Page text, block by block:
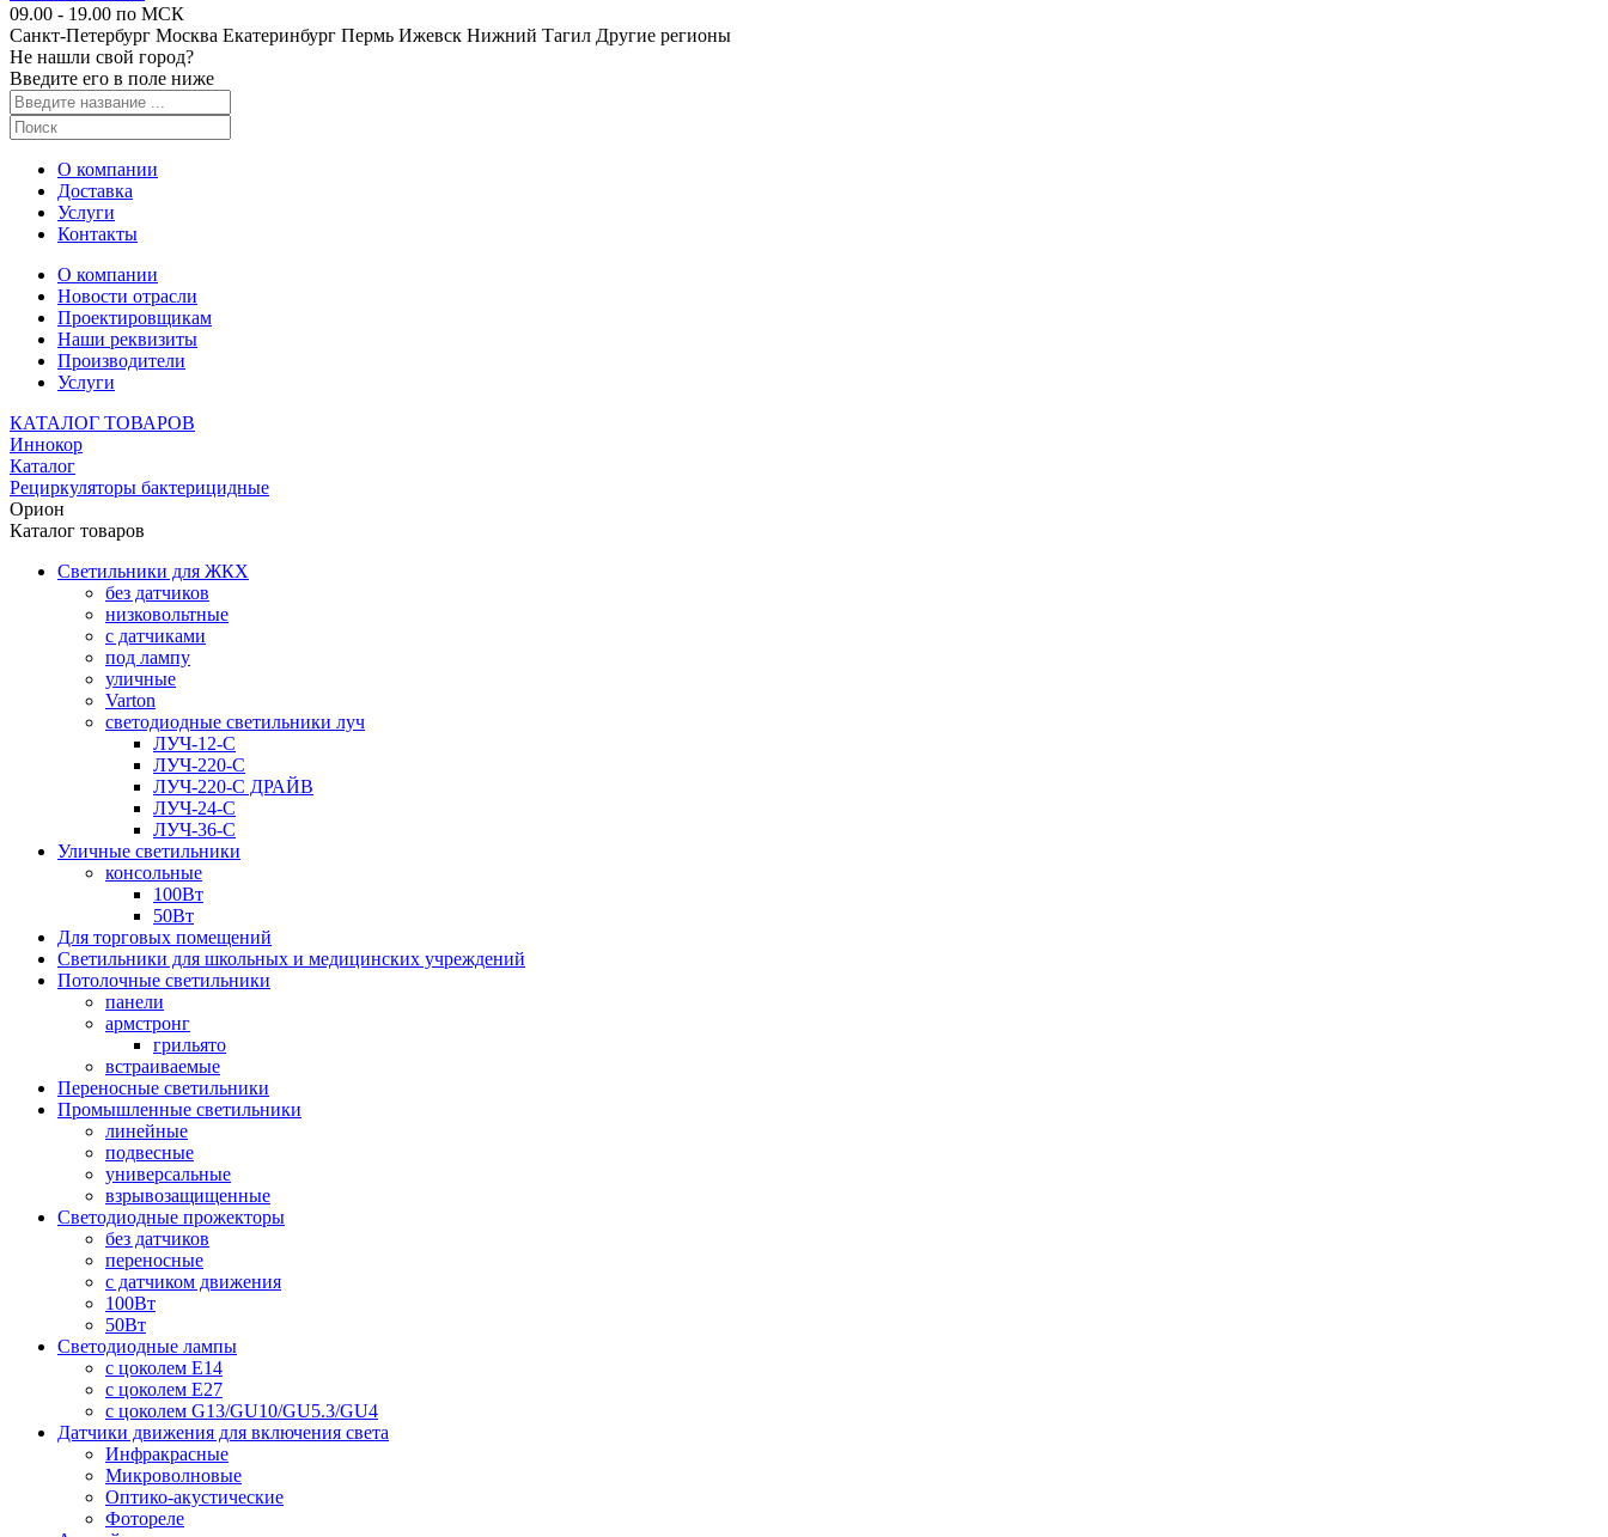
09.00 - 19.00 по МСК
Санкт-Петербург Москва Екатеринбург Пермь Ижевск Нижний Тагил Другие регионы
Не нашли свой город?
Введите его в поле ниже
О компании
Доставка
Услуги
Контакты
О компании
Новости отрасли
Проектировщикам
Наши реквизиты
Производители
Услуги
КАТАЛОГ ТОВАРОВ
Иннокор
Каталог
Рециркуляторы бактерицидные
Орион
Каталог товаров
Светильники для ЖКХ
без датчиков
низковольтные
с датчиками
под лампу
уличные
Varton
светодиодные светильники луч
ЛУЧ-12-С
ЛУЧ-220-С
ЛУЧ-220-С ДРАЙВ
ЛУЧ-24-С
ЛУЧ-36-С
Уличные светильники
консольные
100Вт
50Вт
Для торговых помещений
Светильники для школьных и медицинских учреждений
Потолочные светильники
панели
армстронг
грильято
встраиваемые
Переносные светильники
Промышленные светильники
линейные
подвесные
универсальные
взрывозащищенные
Светодиодные прожекторы
без датчиков
переносные
с датчиком движения
100Вт
50Вт
Светодиодные лампы
с цоколем E14
с цоколем E27
с цоколем G13/GU10/GU5.3/GU4
Датчики движения для включения света
Инфракрасные
Микроволновые
Оптико-акустические
Фотореле